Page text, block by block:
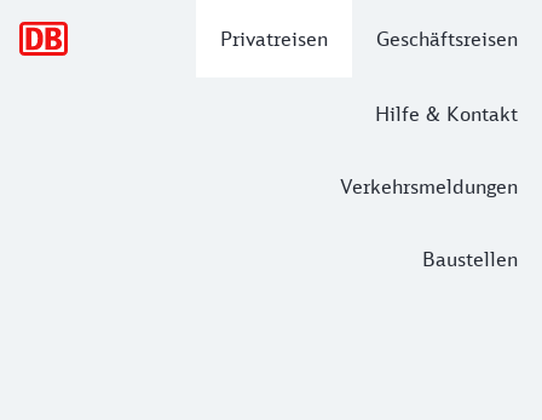
Privatreisen Geschäftsreisen
Hilfe & Kontakt
Verkehrsmeldungen
Baustellen